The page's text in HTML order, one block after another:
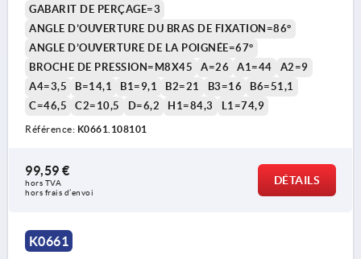
GABARIT DE PERÇAGE=3
ANGLE D’OUVERTURE DU BRAS DE FIXATION=86°
ANGLE D’OUVERTURE DE LA POIGNÉE=67°
BROCHE DE PRESSION=M8X45
A=26 A1=44
A2=9
A4=3,5
B=14,1 B1=9,1 B2=21 B3=16
B6=51,1
C=46,5
C2=10,5 D=6,2 H1=84,3 L1=74,9
Référence: K0661.108101
99,59 €
hors TVA
hors frais d’envoi
DÉTAILS
K0661